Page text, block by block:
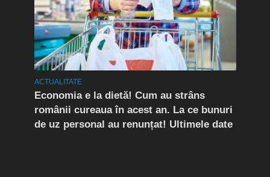
ACTUALITATE
Economia e la dietă! Cum au strâns
românii cureaua în acest an. La ce bunuri
de uz personal au renunțat! Ultimele date